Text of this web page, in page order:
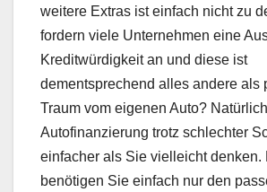
weitere Extras ist einfach nicht zu
fordern viele Unternehmen eine
Kreditwürdigkeit an und diese ist
dementsprechend alles andere als
Traum vom eigenen Auto?
Autofinanzierung trotz schlechter
einfacher als Sie vielleicht denken.
benötigen Sie einfach nur den